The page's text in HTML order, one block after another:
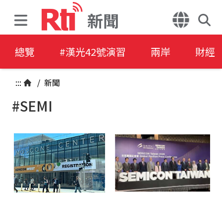
新聞
總覽 #漢光42號演習 兩岸 財經
::: / 新聞
#SEMI